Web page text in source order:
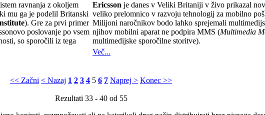
ravnanja z okoljem
mu ga je podelil Britanski
). Gre za prvi primer
poslovanje po vsem
so sporočili iz tega
Ericsson je danes v Veliki Britaniji v živo prikazal
veliko prelomnico v razvoju tehnologij za mobilno
Milijoni naročnikov bodo lahko sprejemali
njihov mobilni aparat ne podpira MMS (Multimedia
multimedijske sporočilne storitve).
Več...
<< Začni < Nazaj 1 2 3 4 5 6 7 Naprej > Konec >>
Rezultati 33 - 40 od 55